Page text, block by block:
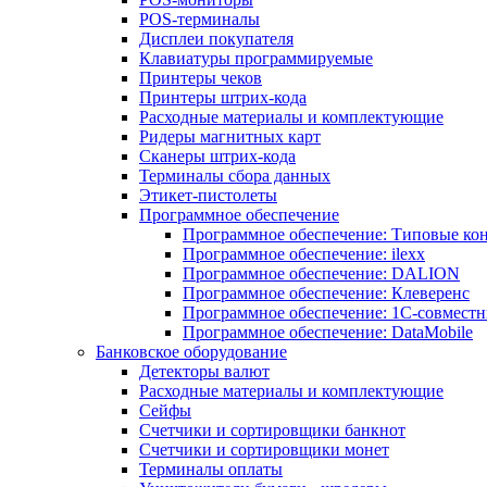
POS-терминалы
Дисплеи покупателя
Клавиатуры программируемые
Принтеры чеков
Принтеры штрих-кода
Расходные материалы и комплектующие
Ридеры магнитных карт
Сканеры штрих-кода
Терминалы сбора данных
Этикет-пистолеты
Программное обеспечение
Программное обеспечение: Типовые
Программное обеспечение: ilexx
Программное обеспечение: DALION
Программное обеспечение: Клеверенс
Программное обеспечение: 1С-
Программное обеспечение: DataMobile
Банковское оборудование
Детекторы валют
Расходные материалы и комплектующие
Сейфы
Счетчики и сортировщики банкнот
Счетчики и сортировщики монет
Терминалы оплаты